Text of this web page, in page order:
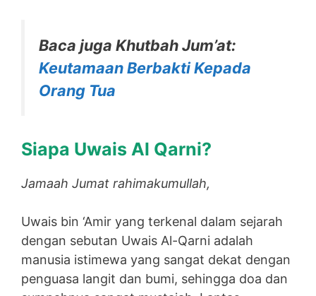
Baca juga Khutbah Jum’at:
Keutamaan Berbakti Kepada
Orang Tua
Siapa Uwais Al Qarni?
Jamaah Jumat rahimakumullah,
Uwais bin ‘Amir yang terkenal dalam sejarah
dengan sebutan Uwais Al-Qarni adalah
manusia istimewa yang sangat dekat dengan
penguasa langit dan bumi, sehingga doa dan